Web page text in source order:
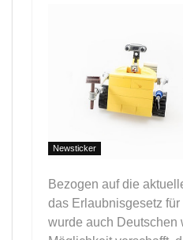
Newsticker
Bezogen auf die
das Erlaubnisgesetz
wurde auch Deutschen